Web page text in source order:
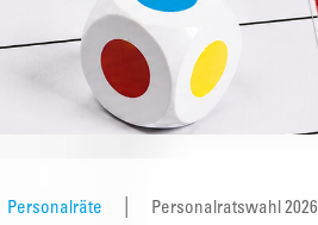
Personalräte Personalratswahl 2026